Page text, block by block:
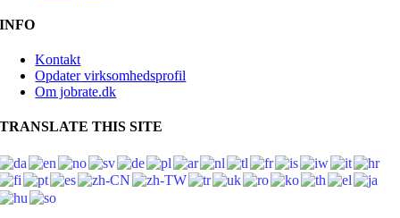
INFO
Kontakt
Opdater virksomhedsprofil
Om jobrate.dk
TRANSLATE THIS SITE